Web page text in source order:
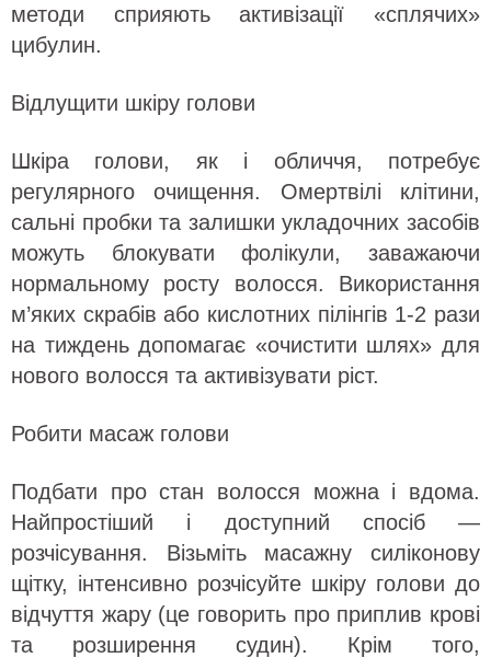
методи сприяють активізації «сплячих»
цибулин.
Відлущити шкіру голови
Шкіра голови, як і обличчя, потребує
регулярного очищення. Омертвілі клітини,
сальні пробки та залишки укладочних засобів
можуть блокувати фолікули, заважаючи
нормальному росту волосся. Використання
м’яких скрабів або кислотних пілінгів 1-2 рази
на тиждень допомагає «очистити шлях» для
нового волосся та активізувати ріст.
Робити масаж голови
Подбати про стан волосся можна і вдома.
Найпростіший і доступний спосіб —
розчісування. Візьміть масажну силіконову
щітку, інтенсивно розчісуйте шкіру голови до
відчуття жару (це говорить про приплив крові
та розширення судин). Крім того,